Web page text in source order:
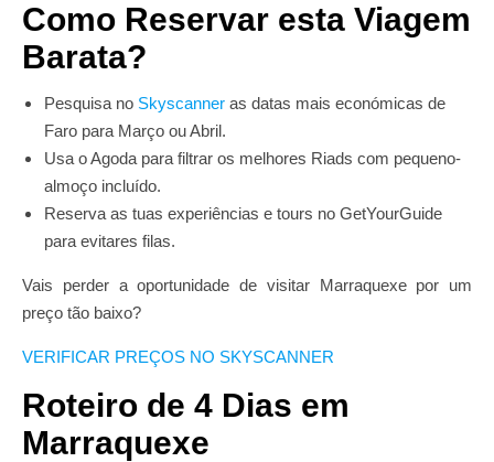
Como Reservar esta Viagem
Barata?
Pesquisa no Skyscanner as datas mais económicas de
Faro para Março ou Abril.
Usa o Agoda para filtrar os melhores Riads com pequeno-
almoço incluído.
Reserva as tuas experiências e tours no GetYourGuide
para evitares filas.
Vais perder a oportunidade de visitar Marraquexe por um
preço tão baixo?
VERIFICAR PREÇOS NO SKYSCANNER
Roteiro de 4 Dias em
Marraquexe